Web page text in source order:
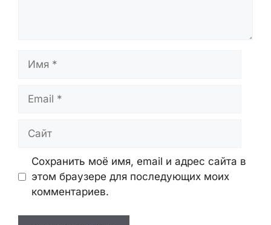
Имя
Email
Сайт
Сохранить моё имя, email и адрес сайта в
этом браузере для последующих моих
комментариев.